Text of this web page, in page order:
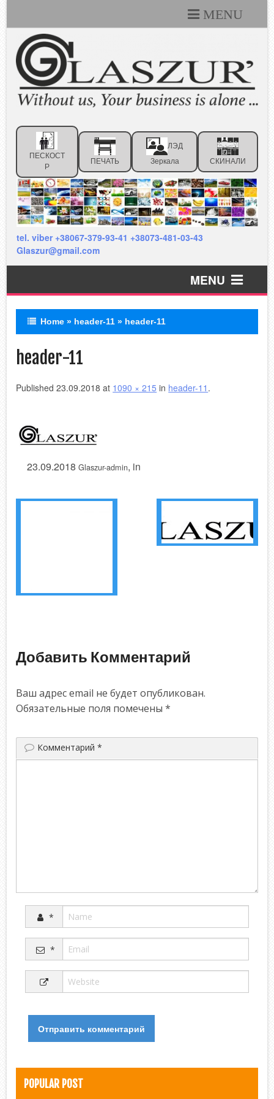
MENU
Каталоги
Технические условия
Портфолио
Контакты
Отзывы клиентов
ПЕСКОСТ
Р
ПЕЧАТЬ
ЛЭД
Зеркала
СКИНАЛИ
tel. viber +38067-379-93-41 +38073-481-03-43
Glaszur@gmail.com
MENU
Пескоструй
УФ печать
ЛЭД зеркала
Обработка
Покраска по RAL
Профиля
Home » header-11 » header-11
header-11
Published23.09.2018 at 1090 × 215 in header-11 .
23.09.2018 Glaszur-admin, in
Добавить Комментарий
Ваш адрес email не будет опубликован.
Обязательные поля помечены*
Комментарий*
*
*
POPULAR POST